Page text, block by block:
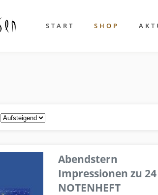
START SHOP
Abendstern
Impressionen zu
NOTENHEFT